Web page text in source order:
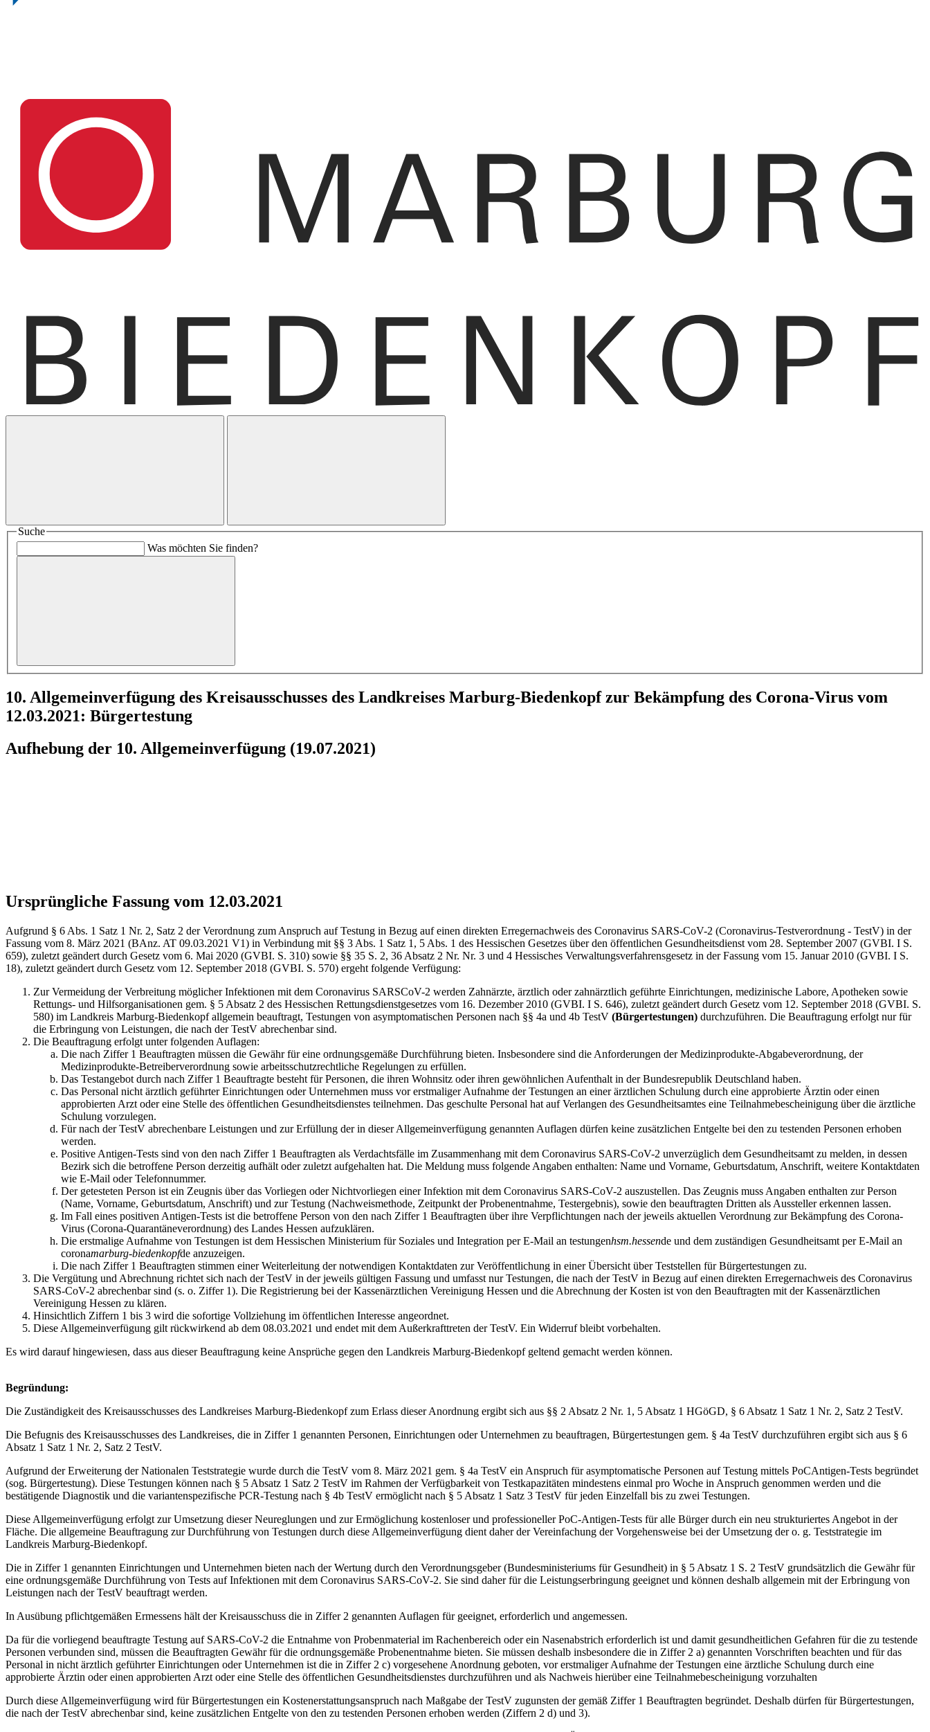
Suche
Was möchten Sie finden?
10. Allgemeinverfügung des Kreisausschusses des Landkreises Marburg-Biedenkopf zur Bekämpfung des Corona-Virus vom
12.03.2021: Bürgertestung
Aufhebung der 10. Allgemeinverfügung (19.07.2021)
Ursprüngliche Fassung vom 12.03.2021
Aufgrund § 6 Abs. 1 Satz 1 Nr. 2, Satz 2 der Verordnung zum Anspruch auf Testung in Bezug auf einen direkten Erregernachweis des Coronavirus SARS-CoV-2 (Coronavirus-Testverordnung - TestV) in der
Fassung vom 8. März 2021 (BAnz. AT 09.03.2021 V1) in Verbindung mit §§ 3 Abs. 1 Satz 1, 5 Abs. 1 des Hessischen Gesetzes über den öffentlichen Gesundheitsdienst vom 28. September 2007 (GVBI. I S.
659), zuletzt geändert durch Gesetz vom 6. Mai 2020 (GVBI. S. 310) sowie §§ 35 S. 2, 36 Absatz 2 Nr. Nr. 3 und 4 Hessisches Verwaltungsverfahrensgesetz in der Fassung vom 15. Januar 2010 (GVBI. I S.
18), zuletzt geändert durch Gesetz vom 12. September 2018 (GVBI. S. 570) ergeht folgende Verfügung:
Zur Vermeidung der Verbreitung möglicher Infektionen mit dem Coronavirus SARSCoV-2 werden Zahnärzte, ärztlich oder zahnärztlich geführte Einrichtungen, medizinische Labore, Apotheken sowie
Rettungs- und Hilfsorganisationen gem. § 5 Absatz 2 des Hessischen Rettungsdienstgesetzes vom 16. Dezember 2010 (GVBI. I S. 646), zuletzt geändert durch Gesetz vom 12. September 2018 (GVBI. S.
580) im Landkreis Marburg-Biedenkopf allgemein beauftragt, Testungen von asymptomatischen Personen nach §§ 4a und 4b TestV (Bürgertestungen) durchzuführen. Die Beauftragung erfolgt nur für
die Erbringung von Leistungen, die nach der TestV abrechenbar sind.
Die Beauftragung erfolgt unter folgenden Auflagen:
Die nach Ziffer 1 Beauftragten müssen die Gewähr für eine ordnungsgemäße Durchführung bieten. Insbesondere sind die Anforderungen der Medizinprodukte-Abgabeverordnung, der
Medizinprodukte-Betreiberverordnung sowie arbeitsschutzrechtliche Regelungen zu erfüllen.
Das Testangebot durch nach Ziffer 1 Beauftragte besteht für Personen, die ihren Wohnsitz oder ihren gewöhnlichen Aufenthalt in der Bundesrepublik Deutschland haben.
Das Personal nicht ärztlich geführter Einrichtungen oder Unternehmen muss vor erstmaliger Aufnahme der Testungen an einer ärztlichen Schulung durch eine approbierte Ärztin oder einen
approbierten Arzt oder eine Stelle des öffentlichen Gesundheitsdienstes teilnehmen. Das geschulte Personal hat auf Verlangen des Gesundheitsamtes eine Teilnahmebescheinigung über die ärztliche
Schulung vorzulegen.
Für nach der TestV abrechenbare Leistungen und zur Erfüllung der in dieser Allgemeinverfügung genannten Auflagen dürfen keine zusätzlichen Entgelte bei den zu testenden Personen erhoben
werden.
Positive Antigen-Tests sind von den nach Ziffer 1 Beauftragten als Verdachtsfälle im Zusammenhang mit dem Coronavirus SARS-CoV-2 unverzüglich dem Gesundheitsamt zu melden, in dessen
Bezirk sich die betroffene Person derzeitig aufhält oder zuletzt aufgehalten hat. Die Meldung muss folgende Angaben enthalten: Name und Vorname, Geburtsdatum, Anschrift, weitere Kontaktdaten
wie E-Mail oder Telefonnummer.
Der getesteten Person ist ein Zeugnis über das Vorliegen oder Nichtvorliegen einer Infektion mit dem Coronavirus SARS-CoV-2 auszustellen. Das Zeugnis muss Angaben enthalten zur Person
(Name, Vorname, Geburtsdatum, Anschrift) und zur Testung (Nachweismethode, Zeitpunkt der Probenentnahme, Testergebnis), sowie den beauftragten Dritten als Aussteller erkennen lassen.
Im Fall eines positiven Antigen-Tests ist die betroffene Person von den nach Ziffer 1 Beauftragten über ihre Verpflichtungen nach der jeweils aktuellen Verordnung zur Bekämpfung des Corona-
Virus (Corona-Quarantäneverordnung) des Landes Hessen aufzuklären.
Die erstmalige Aufnahme von Testungen ist dem Hessischen Ministerium für Soziales und Integration per E-Mail an testungenhsm.hessende und dem zuständigen Gesundheitsamt per E-Mail an
coronamarburg-biedenkopfde anzuzeigen.
Die nach Ziffer 1 Beauftragten stimmen einer Weiterleitung der notwendigen Kontaktdaten zur Veröffentlichung in einer Übersicht über Teststellen für Bürgertestungen zu.
Die Vergütung und Abrechnung richtet sich nach der TestV in der jeweils gültigen Fassung und umfasst nur Testungen, die nach der TestV in Bezug auf einen direkten Erregernachweis des Coronavirus
SARS-CoV-2 abrechenbar sind (s. o. Ziffer 1). Die Registrierung bei der Kassenärztlichen Vereinigung Hessen und die Abrechnung der Kosten ist von den Beauftragten mit der Kassenärztlichen
Vereinigung Hessen zu klären.
Hinsichtlich Ziffern 1 bis 3 wird die sofortige Vollziehung im öffentlichen Interesse angeordnet.
Diese Allgemeinverfügung gilt rückwirkend ab dem 08.03.2021 und endet mit dem Außerkrafttreten der TestV. Ein Widerruf bleibt vorbehalten.
Es wird darauf hingewiesen, dass aus dieser Beauftragung keine Ansprüche gegen den Landkreis Marburg-Biedenkopf geltend gemacht werden können.
Begründung:
Die Zuständigkeit des Kreisausschusses des Landkreises Marburg-Biedenkopf zum Erlass dieser Anordnung ergibt sich aus §§ 2 Absatz 2 Nr. 1, 5 Absatz 1 HGöGD, § 6 Absatz 1 Satz 1 Nr. 2, Satz 2 TestV.
Die Befugnis des Kreisausschusses des Landkreises, die in Ziffer 1 genannten Personen, Einrichtungen oder Unternehmen zu beauftragen, Bürgertestungen gem. § 4a TestV durchzuführen ergibt sich aus § 6
Absatz 1 Satz 1 Nr. 2, Satz 2 TestV.
Aufgrund der Erweiterung der Nationalen Teststrategie wurde durch die TestV vom 8. März 2021 gem. § 4a TestV ein Anspruch für asymptomatische Personen auf Testung mittels PoCAntigen-Tests begründet
(sog. Bürgertestung). Diese Testungen können nach § 5 Absatz 1 Satz 2 TestV im Rahmen der Verfügbarkeit von Testkapazitäten mindestens einmal pro Woche in Anspruch genommen werden und die
bestätigende Diagnostik und die variantenspezifische PCR-Testung nach § 4b TestV ermöglicht nach § 5 Absatz 1 Satz 3 TestV für jeden Einzelfall bis zu zwei Testungen.
Diese Allgemeinverfügung erfolgt zur Umsetzung dieser Neureglungen und zur Ermöglichung kostenloser und professioneller PoC-Antigen-Tests für alle Bürger durch ein neu strukturiertes Angebot in der
Fläche. Die allgemeine Beauftragung zur Durchführung von Testungen durch diese Allgemeinverfügung dient daher der Vereinfachung der Vorgehensweise bei der Umsetzung der o. g. Teststrategie im
Landkreis Marburg-Biedenkopf.
Die in Ziffer 1 genannten Einrichtungen und Unternehmen bieten nach der Wertung durch den Verordnungsgeber (Bundesministeriums für Gesundheit) in § 5 Absatz 1 S. 2 TestV grundsätzlich die Gewähr für
eine ordnungsgemäße Durchführung von Tests auf Infektionen mit dem Coronavirus SARS-CoV-2. Sie sind daher für die Leistungserbringung geeignet und können deshalb allgemein mit der Erbringung von
Leistungen nach der TestV beauftragt werden.
In Ausübung pflichtgemäßen Ermessens hält der Kreisausschuss die in Ziffer 2 genannten Auflagen für geeignet, erforderlich und angemessen.
Da für die vorliegend beauftragte Testung auf SARS-CoV-2 die Entnahme von Probenmaterial im Rachenbereich oder ein Nasenabstrich erforderlich ist und damit gesundheitlichen Gefahren für die zu testende
Personen verbunden sind, müssen die Beauftragten Gewähr für die ordnungsgemäße Probenentnahme bieten. Sie müssen deshalb insbesondere die in Ziffer 2 a) genannten Vorschriften beachten und für das
Personal in nicht ärztlich geführter Einrichtungen oder Unternehmen ist die in Ziffer 2 c) vorgesehene Anordnung geboten, vor erstmaliger Aufnahme der Testungen eine ärztliche Schulung durch eine
approbierte Ärztin oder einen approbierten Arzt oder eine Stelle des öffentlichen Gesundheitsdienstes durchzuführen und als Nachweis hierüber eine Teilnahmebescheinigung vorzuhalten
Durch diese Allgemeinverfügung wird für Bürgertestungen ein Kostenerstattungsanspruch nach Maßgabe der TestV zugunsten der gemäß Ziffer 1 Beauftragten begründet. Deshalb dürfen für Bürgertestungen,
die nach der TestV abrechenbar sind, keine zusätzlichen Entgelte von den zu testenden Personen erhoben werden (Ziffern 2 d) und 3).